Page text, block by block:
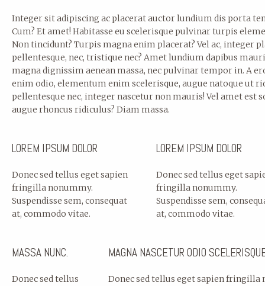
Integer sit adipiscing ac placerat auctor lundium dis porta
Cum? Et amet! Habitasse eu scelerisque pulvinar turpis
Non tincidunt? Turpis magna enim placerat? Vel ac, integer
pellentesque, nec, tristique nec? Amet lundium dapibus
magna dignissim aenean massa, nec pulvinar tempor in. A
enim odio, elementum enim scelerisque, augue natoque ut
pellentesque nec, integer nascetur non mauris! Vel amet est
augue rhoncus ridiculus? Diam massa.
LOREM IPSUM DOLOR
Donec sed tellus eget sapien
fringilla nonummy.
Suspendisse sem, consequat
at, commodo vitae.
LOREM IPSUM DOLOR
Donec sed tellus eget
fringilla nonummy.
Suspendisse sem,
at, commodo vitae.
MASSA NUNC.
Donec sed tellus
MAGNA NASCETUR ODIO
Donec sed tellus eget sapien